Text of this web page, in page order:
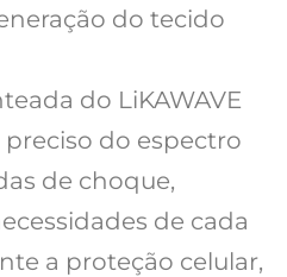
do tecido
do LiKAWAVE
do espectro
de choque,
de cada
a proteção celular,